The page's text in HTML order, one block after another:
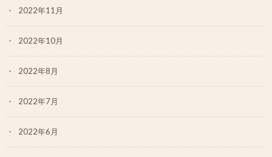
2022年11月
2022年10月
2022年8月
2022年7月
2022年6月